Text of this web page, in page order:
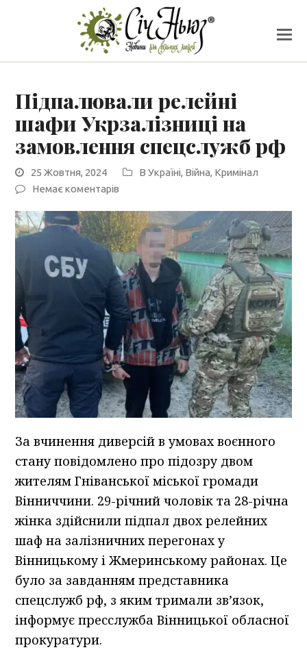
Підпалювали релейні
шафи Укрзалізниці на
замовлення спецслужб рф
25 Жовтня, 2024 В Україні, Війна, Кримінал
Немає коментарів
За вчинення диверсій в умовах воєнного
стану повідомлено про підозру двом
жителям Гніванської міської громади
Вінниччини. 29-річний чоловік та 28-річна
жінка здійснили підпал двох релейних
шаф на залізничних перегонах у
Вінницькому і Жмеринському районах. Це
було за завданням представника
спецслужб рф, з яким тримали зв’язок,
інформує пресслужба Вінницької обласної
прокуратури.